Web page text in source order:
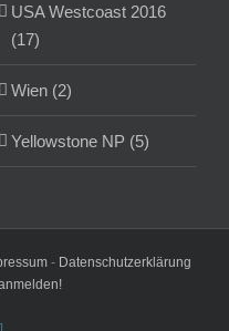
USA Westcoast 2016
(17)
Wien (2)
Yellowstone NP (5)
- Datenschutzerklärung